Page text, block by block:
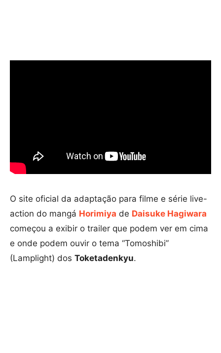
O site oficial da adaptação para filme e série live-
action do mangá Horimiya de Daisuke Hagiwara
começou a exibir o trailer que podem ver em cima
e onde podem ouvir o tema “Tomoshibi”
(Lamplight) dos Toketadenkyu.